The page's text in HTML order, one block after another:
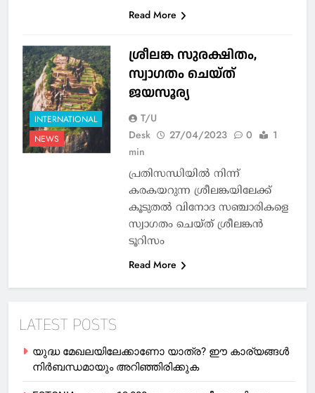
Read More
INTERNATIONAL
NEWS
ശ്രീലങ്ക സുരക്ഷിതം,
സ്വാഗതം ചെയ്ത്
ജയസൂര്യ
T/U
Desk
27/04/2023 0
1
min
പ്രതിസന്ധിയില്‍ നിന്ന്
കരകയറുന്ന ശ്രീലങ്കയിലേക്ക്
കൂടുതല്‍ വിനോദ സഞ്ചാരികളെ
സ്വാഗതം ചെയ്ത് ശ്രീലങ്കന്‍
ടൂറിസം
Read More
LATEST POSTS
യുദ്ധ മേഖലയിലേക്കാണോ യാത്ര? ഈ കാര്യങ്ങള്‍
നിര്‍ബന്ധമായും അറിഞ്ഞിരിക്കുക